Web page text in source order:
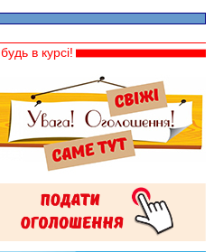
будь в курсі!